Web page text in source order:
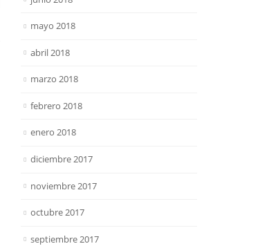
mayo 2018
abril 2018
marzo 2018
febrero 2018
enero 2018
diciembre 2017
noviembre 2017
octubre 2017
septiembre 2017